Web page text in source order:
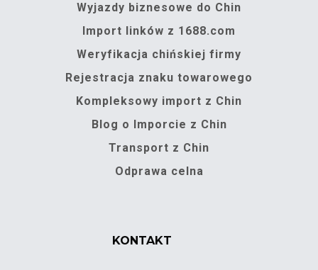
Wyjazdy biznesowe do Chin
Import linków z 1688.com
Weryfikacja chińskiej firmy
Rejestracja znaku towarowego
Kompleksowy import z Chin
Blog o Imporcie z Chin
Transport z Chin
Odprawa celna
KONTAKT